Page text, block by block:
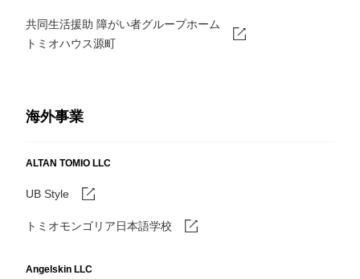
共同生活援助 障がい者グループホーム
トミオハウス源町
海外事業
ALTAN TOMIO LLC
UB Style
トミオモンゴリア日本語学校
Angelskin LLC